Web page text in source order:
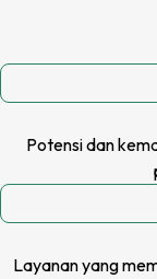
Potensi dan
Layanan yang